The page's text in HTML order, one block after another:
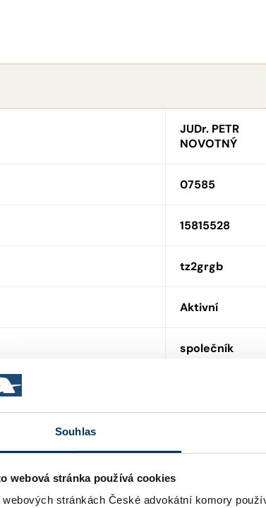
Souhlas
webová stránka používá cookies
webových stránkách České advokátní komory
JUDr. PETR
NOVOTNÝ
07585
15815528
tz2grgb
Aktivní
společník
majetku a advokátní